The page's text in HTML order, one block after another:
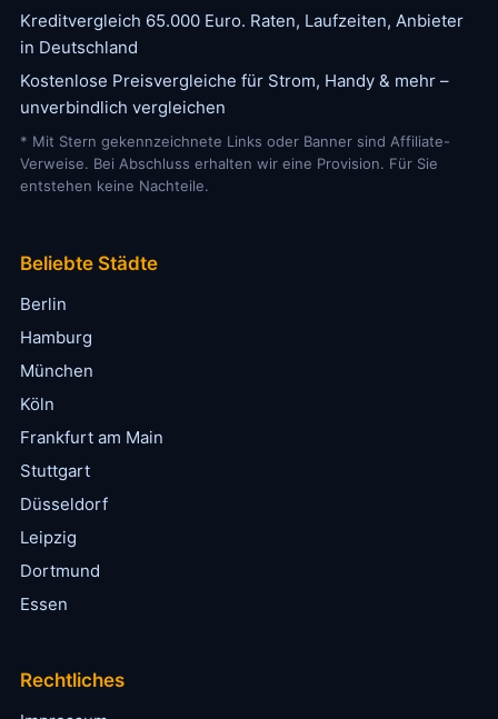
Kreditvergleich 65.000 Euro. Raten, Laufzeiten, Anbieter
in Deutschland
Kostenlose Preisvergleiche für Strom, Handy & mehr –
unverbindlich vergleichen
* Mit Stern gekennzeichnete Links oder Banner sind Affiliate-
Verweise. Bei Abschluss erhalten wir eine Provision. Für Sie
entstehen keine Nachteile.
Beliebte Städte
Berlin
Hamburg
München
Köln
Frankfurt am Main
Stuttgart
Düsseldorf
Leipzig
Dortmund
Essen
Rechtliches